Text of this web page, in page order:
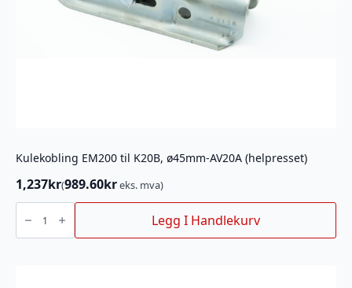
Kulekobling EM200 til K20B, ø45mm-AV20A (helpresset)
1,237kr(989.60kreks. mva)
Kulekobling
EM200
K20B,
Legg I Handlekurv